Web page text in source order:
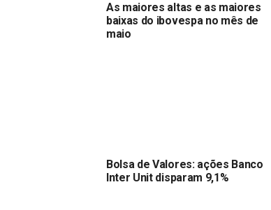
As maiores altas e as maiores
baixas do ibovespa no mês de
maio
Bolsa de Valores: ações Banco
Inter Unit disparam 9,1%